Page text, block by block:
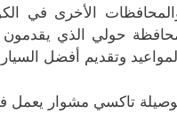
الأخرى في
المواعيد وتقديم أفضل